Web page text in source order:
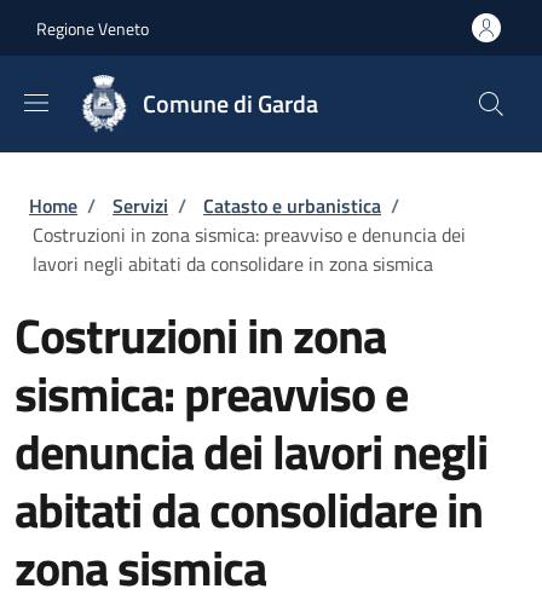
Regione Veneto
Comune di Garda
Briciole di pane
Home / Servizi / Catasto e urbanistica /
Costruzioni in zona sismica: preavviso e denuncia dei
lavori negli abitati da consolidare in zona sismica
Costruzioni in zona
sismica: preavviso e
denuncia dei lavori negli
abitati da consolidare in
zona sismica